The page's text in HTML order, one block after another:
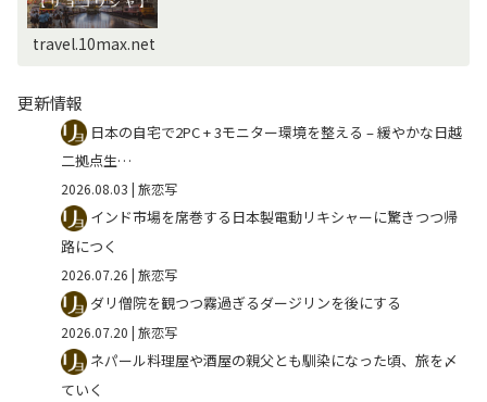
travel.10max.net
更新情報
日本の自宅で2PC + 3モニター環境を整える – 緩やかな日越
二拠点生…
2026.08.03 | 旅恋写
インド市場を席巻する日本製電動リキシャーに驚きつつ帰
路につく
2026.07.26 | 旅恋写
ダリ僧院を観つつ霧過ぎるダージリンを後にする
2026.07.20 | 旅恋写
ネパール料理屋や酒屋の親父とも馴染になった頃、旅を〆
ていく